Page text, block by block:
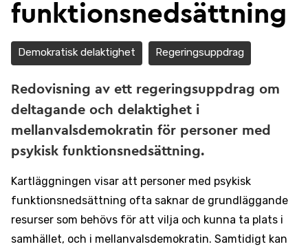
funktionsnedsättning
Demokratisk delaktighet Regeringsuppdrag
Redovisning av ett regeringsuppdrag om
deltagande och delaktighet i
mellanvalsdemokratin för personer med
psykisk funktionsnedsättning.
Kartläggningen visar att personer med psykisk
funktionsnedsättning ofta saknar de grundläggande
resurser som behövs för att vilja och kunna ta plats i
samhället, och i mellanvalsdemokratin. Samtidigt kan